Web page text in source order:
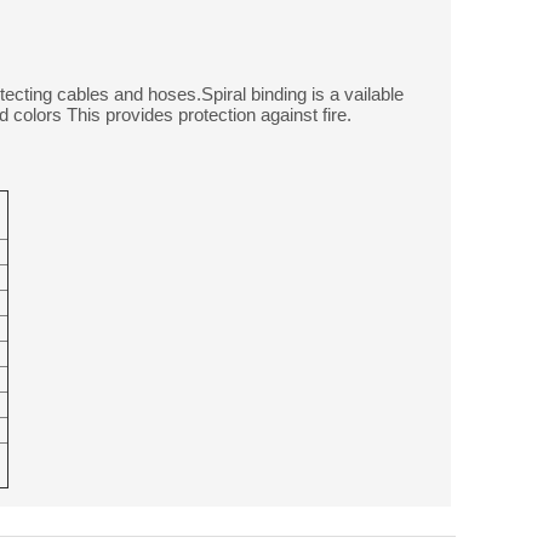
cables and hoses.Spiral binding is a vailable
colors This provides protection against fire.